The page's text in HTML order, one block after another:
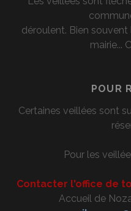
déroulent. Bien
mairie...
POUR
Certaines veillées sont
Pour les
Contacter l'office de
Accueil de